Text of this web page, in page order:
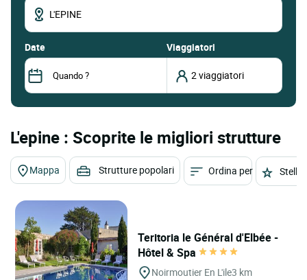
date Viaggiatori
L'epine : Scoprite le migliori strutture
Mappa Strutture popolari Ordina per Stelle
Teritoria le Général d'Elbée -
Hôtel & Spa
Noirmoutier En L'ile3 km